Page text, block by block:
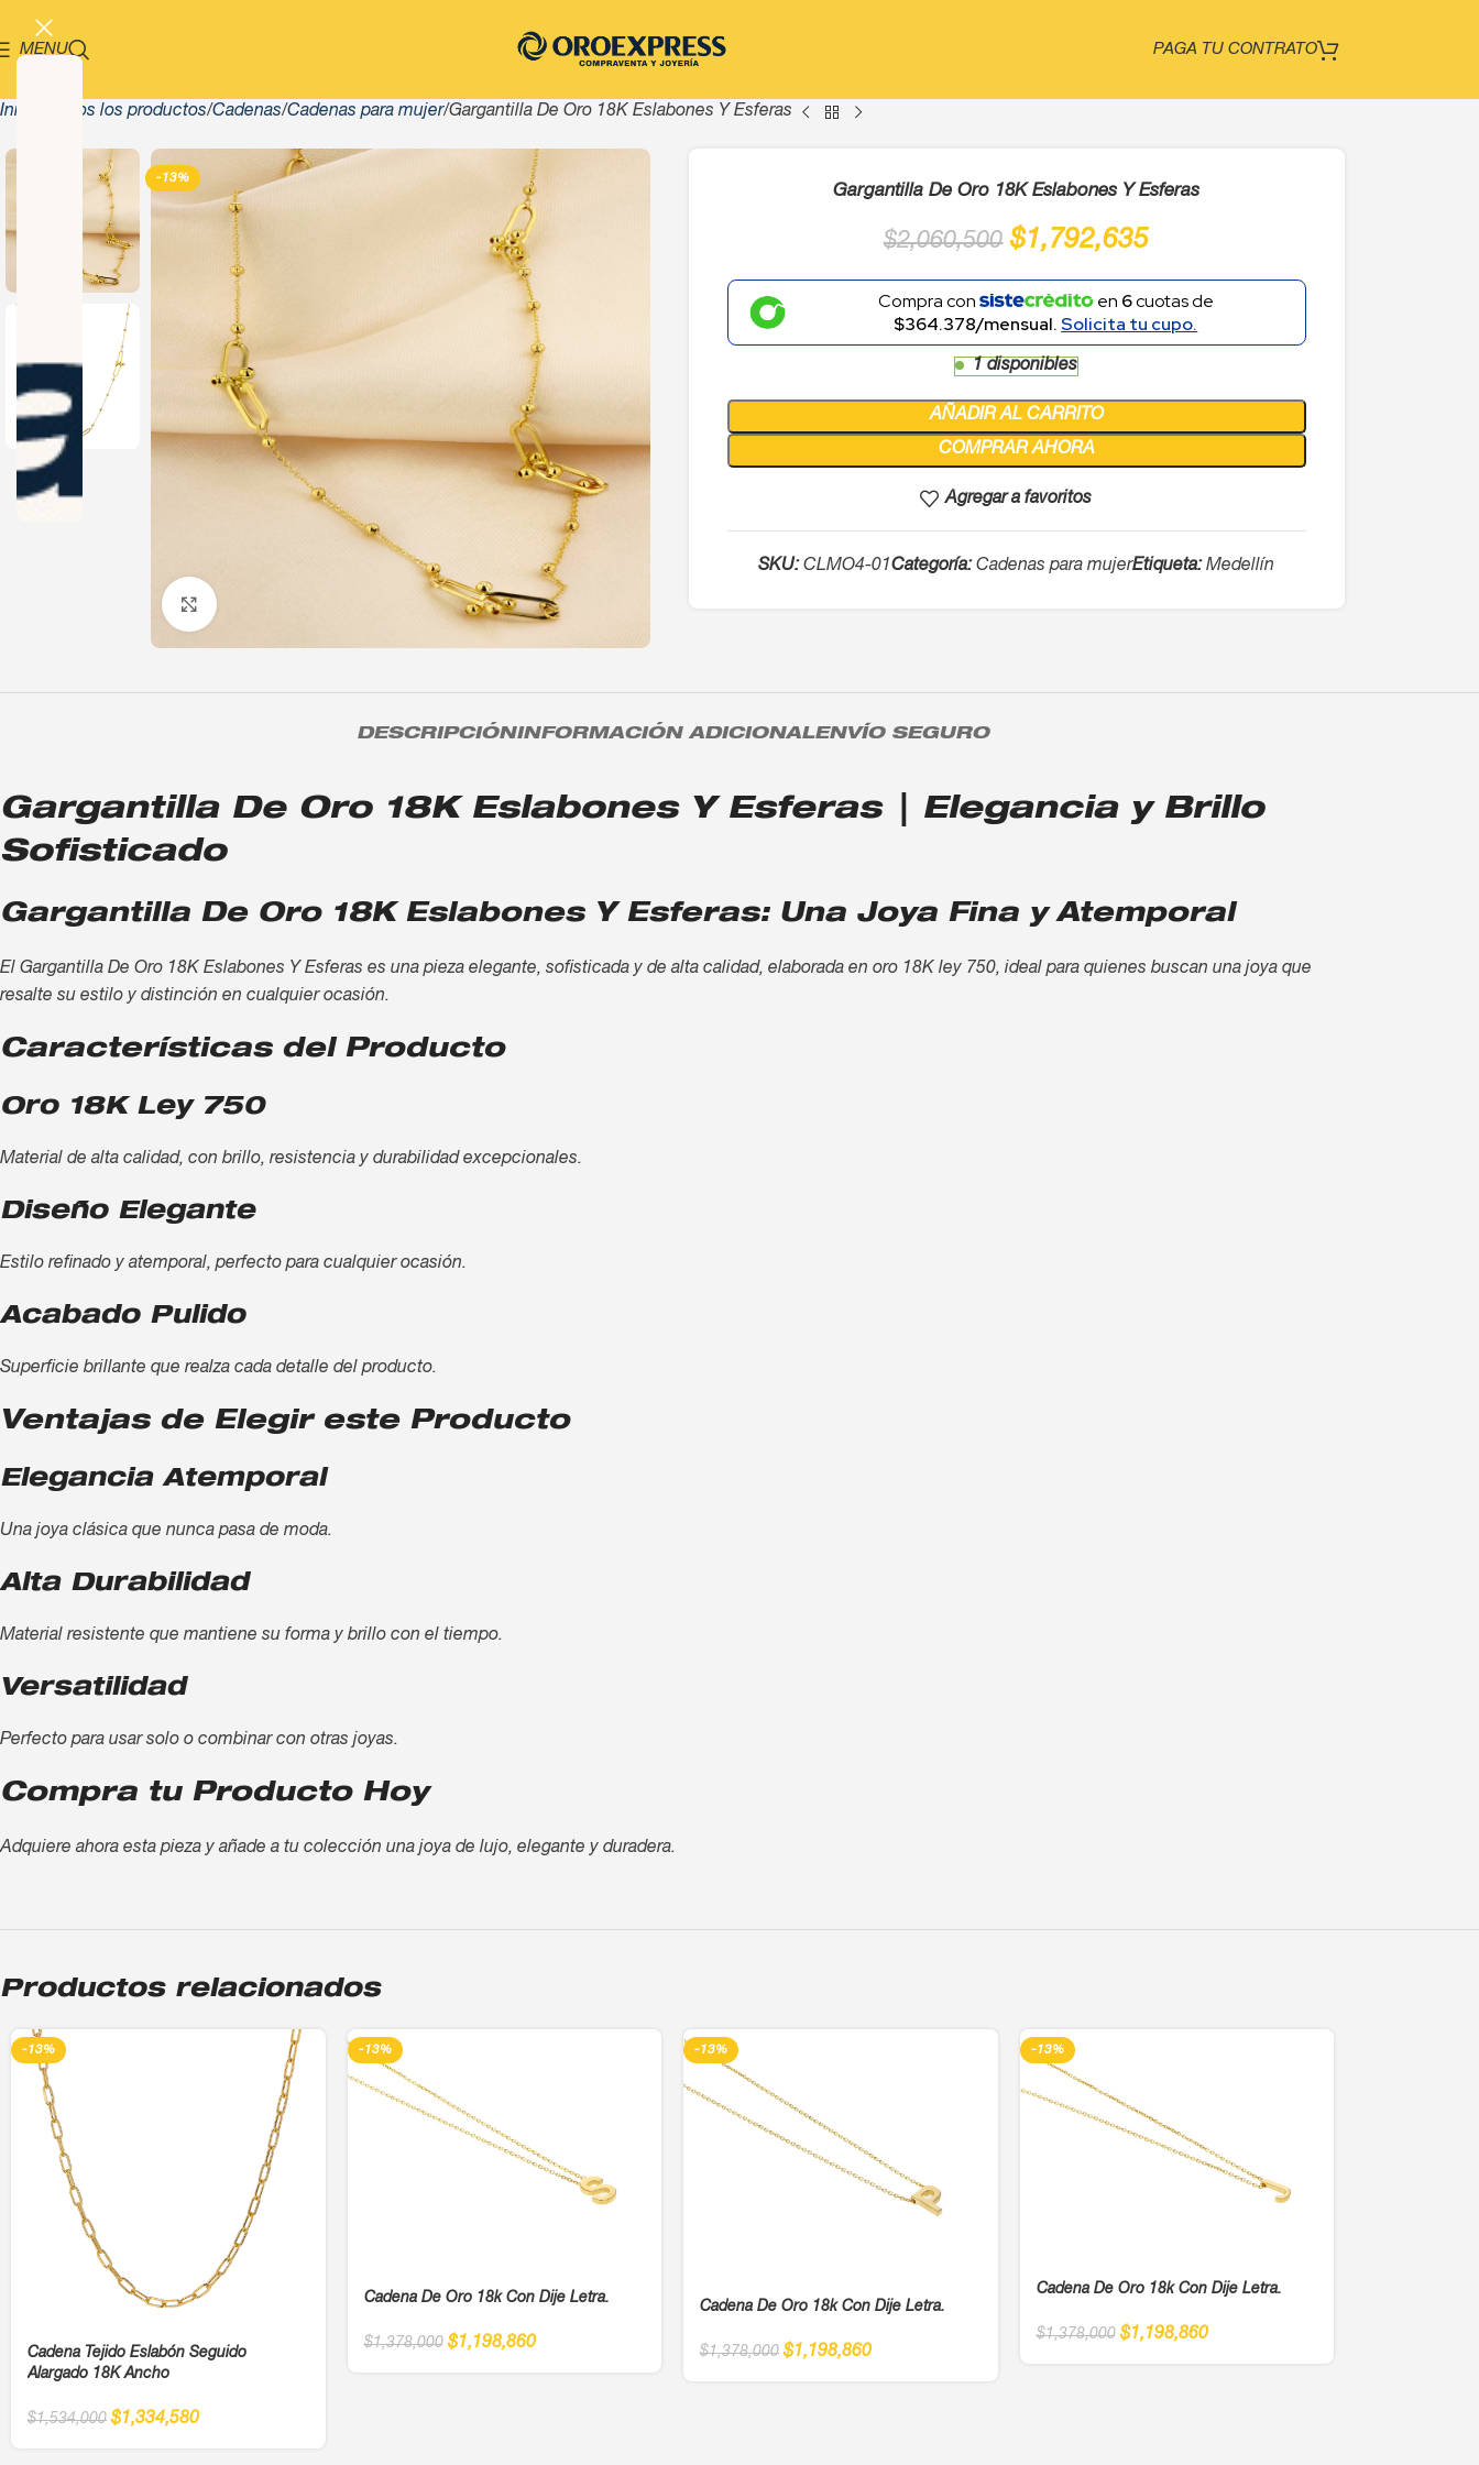
MENU PAGA TU CONTRATO
Inicio Todos los productos Cadenas Cadenas para mujer Gargantilla De Oro 18K Eslabones Y Esferas
-13%
Gargantilla De Oro 18K Eslabones Y Esferas
$2,060,500 $1,792,635
Compra con en 6cuotas de
$364.378/mensual.Solicita tu cupo.
1 disponibles
AÑADIR AL CARRITO
COMPRAR AHORA
Agregar a favoritos
SKU:CLMO4-01Categoría: Cadenas para mujerEtiqueta: Medellín
DESCRIPCIÓNINFORMACIÓN ADICIONALENVÍO SEGURO
Gargantilla De Oro 18K Eslabones Y Esferas | Elegancia y Brillo
Sofisticado
Gargantilla De Oro 18K Eslabones Y Esferas: Una Joya Fina y Atemporal
El Gargantilla De Oro 18K Eslabones Y Esferas es una pieza elegante, sofisticada y de alta calidad, elaborada en oro 18K ley 750, ideal para quienes buscan una joya que
resalte su estilo y distinción en cualquier ocasión.
Características del Producto
Oro 18K Ley 750
Material de alta calidad, con brillo, resistencia y durabilidad excepcionales.
Diseño Elegante
Estilo refinado y atemporal, perfecto para cualquier ocasión.
Acabado Pulido
Superficie brillante que realza cada detalle del producto.
Ventajas de Elegir este Producto
Elegancia Atemporal
Una joya clásica que nunca pasa de moda.
Alta Durabilidad
Material resistente que mantiene su forma y brillo con el tiempo.
Versatilidad
Perfecto para usar solo o combinar con otras joyas.
Compra tu Producto Hoy
Adquiere ahora esta pieza y añade a tu colección una joya de lujo, elegante y duradera.
Productos relacionados
-13%
Cadena Tejido Eslabón Seguido
Alargado 18K Ancho
$1,534,000 $1,334,580
-13%
Cadena De Oro 18k Con Dije Letra.
$1,378,000 $1,198,860
-13%
Cadena De Oro 18k Con Dije Letra.
$1,378,000 $1,198,860
-13%
Cadena De Oro 18k Con Dije Letra.
$1,378,000 $1,198,860